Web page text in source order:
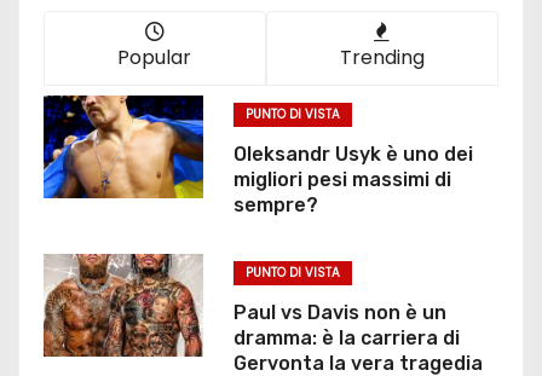
Popular Trending
PUNTO DI VISTA
Oleksandr Usyk è uno dei
migliori pesi massimi di
sempre?
PUNTO DI VISTA
Paul vs Davis non è un
dramma: è la carriera di
Gervonta la vera tragedia